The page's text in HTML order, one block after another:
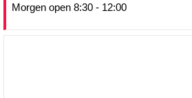
Morgen open 8:30 - 12:00